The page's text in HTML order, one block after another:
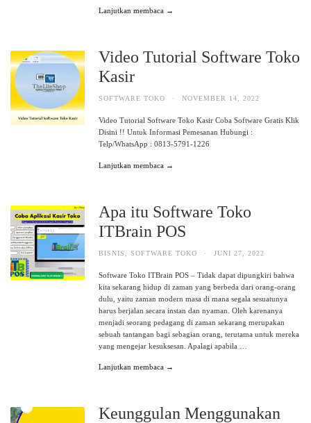
Lanjutkan membaca →
Video Tutorial Software Toko
Kasir
SOFTWARE TOKO · NOVEMBER 14, 2022
Video Tutorial Software Toko Kasir Coba Software Gratis Klik
Disini !! Untuk Informasi Pemesanan Hubungi :
Telp/WhatsApp : 0813-5791-1226
Lanjutkan membaca →
Apa itu Software Toko
ITBrain POS
BISNIS ,SOFTWARE TOKO · JUNI 27, 2022
Software Toko ITBrain POS – Tidak dapat dipungkiri bahwa
kita sekarang hidup di zaman yang berbeda dari orang-orang
dulu, yaitu zaman modern masa di mana segala sesuatunya
harus berjalan secara instan dan nyaman. Oleh karenanya
menjadi seorang pedagang di zaman sekarang merupakan
sebuah tantangan bagi sebagian orang, terutama untuk mereka
yang mengejar kesuksesan. Apalagi apabila …
Lanjutkan membaca →
Keunggulan Menggunakan